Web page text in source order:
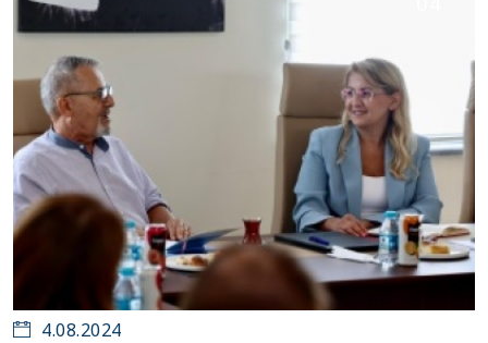
4.08.2024